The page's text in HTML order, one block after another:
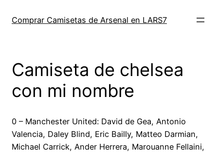
Comprar Camisetas de Arsenal en LARS7
Camiseta de chelsea
con mi nombre
0 – Manchester United: David de Gea, Antonio
Valencia, Daley Blind, Eric Bailly, Matteo Darmian,
Michael Carrick, Ander Herrera, Marouanne Fellaini,